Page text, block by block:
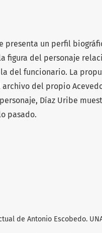
presenta un perfil
figura del personaje
del funcionario. La
del propio
Díaz Uribe
pasado.
de Antonio Escobedo.